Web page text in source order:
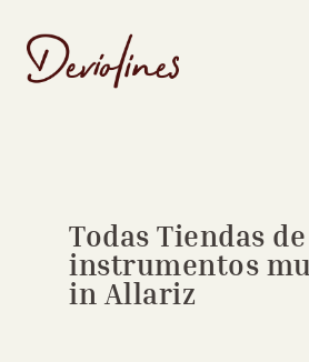
Todas Tiendas de
instrumentos
in Allariz